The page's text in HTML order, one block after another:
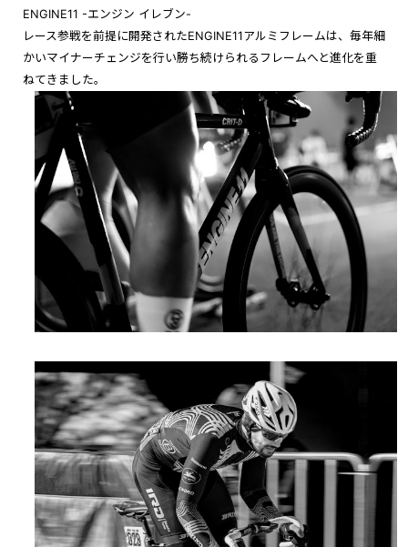
ENGINE11 -エンジン イレブン-
レース参戦を前提に開発されたENGINE11アルミフレームは、毎年細
かいマイナーチェンジを行い勝ち続けられるフレームへと進化を重
ねてきました。